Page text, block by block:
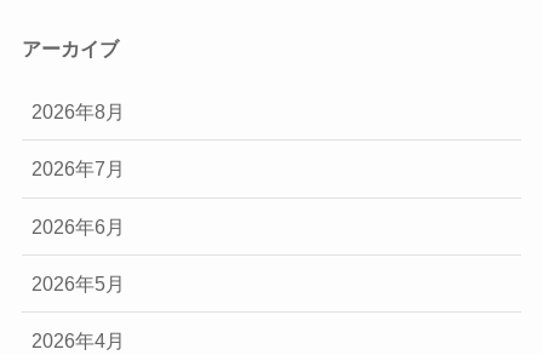
アーカイブ
2026年8月
2026年7月
2026年6月
2026年5月
2026年4月